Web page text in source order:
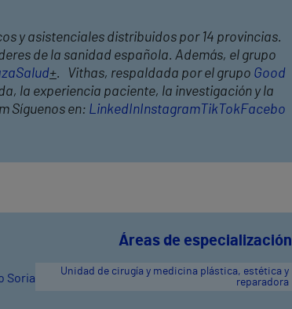
y asistenciales distribuidos por 14 provincias.
de la sanidad española. Además, el grupo
+. Vithas, respaldada por el grupo Good
la experiencia paciente, la investigación y la
Síguenos en: LinkedInInstagram TikTokFacebo
Soria
Áreas de especialización
Unidad de cirugía y medicina plástica, estética y
reparadora